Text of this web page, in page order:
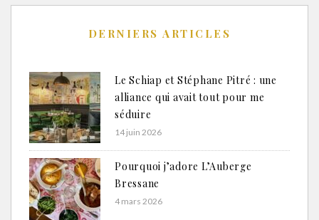
DERNIERS ARTICLES
Le Schiap et Stéphane Pitré : une
alliance qui avait tout pour me
séduire
14 juin 2026
Pourquoi j’adore L’Auberge
Bressane
4 mars 2026